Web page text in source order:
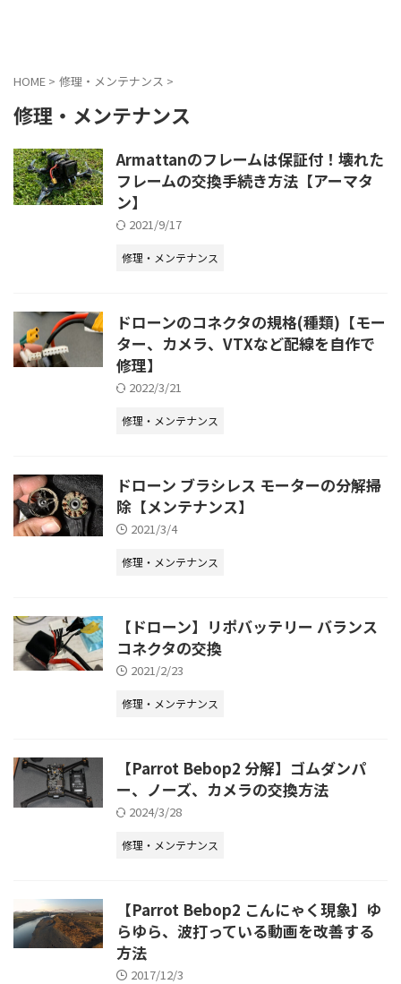
HOME > 修理・メンテナンス >
修理・メンテナンス
Armattanのフレームは保証付！壊れた
フレームの交換手続き方法【アーマタ
ン】
2021/9/17
修理・メンテナンス
ドローンのコネクタの規格(種類)【モー
ター、カメラ、VTXなど配線を自作で
修理】
2022/3/21
修理・メンテナンス
ドローン ブラシレス モーターの分解掃
除【メンテナンス】
2021/3/4
修理・メンテナンス
【ドローン】リポバッテリー バランス
コネクタの交換
2021/2/23
修理・メンテナンス
【Parrot Bebop2 分解】ゴムダンパ
ー、ノーズ、カメラの交換方法
2024/3/28
修理・メンテナンス
【Parrot Bebop2 こんにゃく現象】ゆ
らゆら、波打っている動画を改善する
方法
2017/12/3